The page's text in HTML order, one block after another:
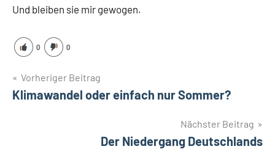
Und bleiben sie mir gewogen.
0 0
Beitragsnavigation
Vorheriger Beitrag
Klimawandel oder einfach nur Sommer?
Nächster Beitrag
Der Niedergang Deutschlands